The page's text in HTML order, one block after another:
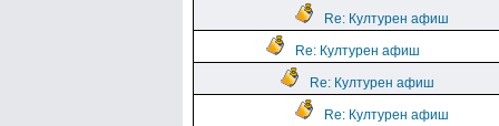
Re: Културен афиш
Re: Културен афиш
Re: Културен афиш
Re: Културен афиш